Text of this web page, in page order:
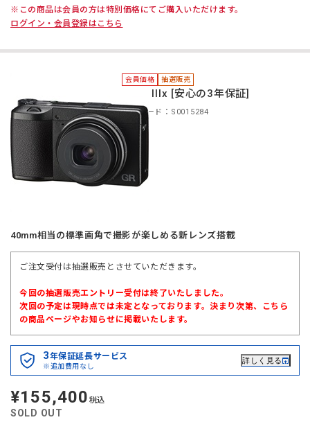
※この商品は会員の方は特別価格にてご購入いただけます。
ログイン・会員登録はこちら
会員価格 抽選販売
＊GR IIIx [安心の3年保証]
商品コード：S0015284
40mm相当の標準画角で撮影が楽しめる新レンズ搭載
ご注文受付は抽選販売とさせていただきます。
今回の抽選販売エントリー受付は終了いたしました。
次回の予定は現時点では未定となっております。決まり次第、こちら
の商品ページやお知らせに掲載いたします。
3年保証延長サービス
※追加費用なし
詳しく見る
定
価
¥155,400 税込
SOLD OUT